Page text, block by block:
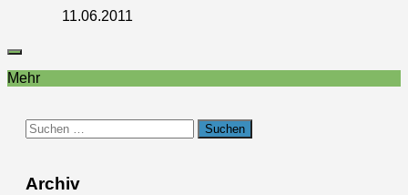
11.06.2011
Mehr
Suchen
nach:
Archiv